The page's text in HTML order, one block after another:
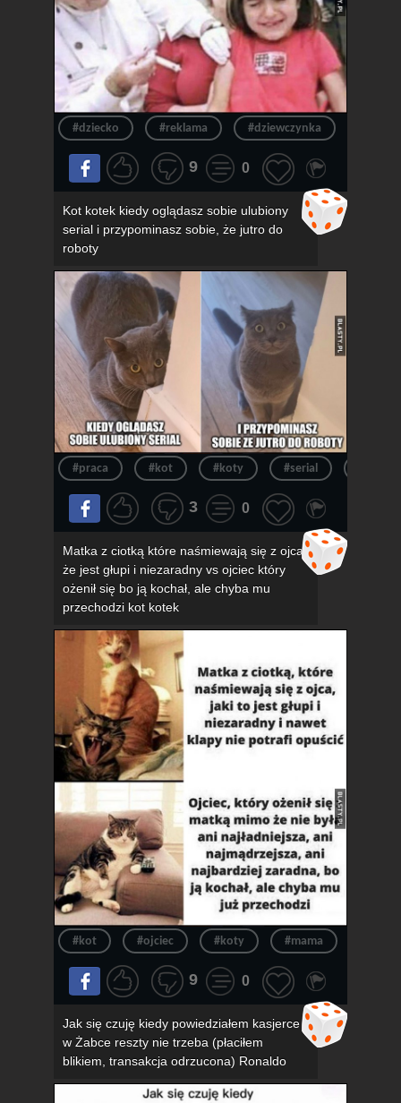
#dziecko #reklama #dziewczynka
9 0
Kot kotek kiedy oglądasz sobie ulubiony
serial i przypominasz sobie, że jutro do
roboty
#praca #kot #koty #serial
3 0
Matka z ciotką które naśmiewają się z ojca,
że jest głupi i niezaradny vs ojciec który
ożenił się bo ją kochał, ale chyba mu
przechodzi kot kotek
#kot #ojciec #koty #mama
9 0
Jak się czuję kiedy powiedziałem kasjerce
w Żabce reszty nie trzeba (płaciłem
blikiem, transakcja odrzucona) Ronaldo